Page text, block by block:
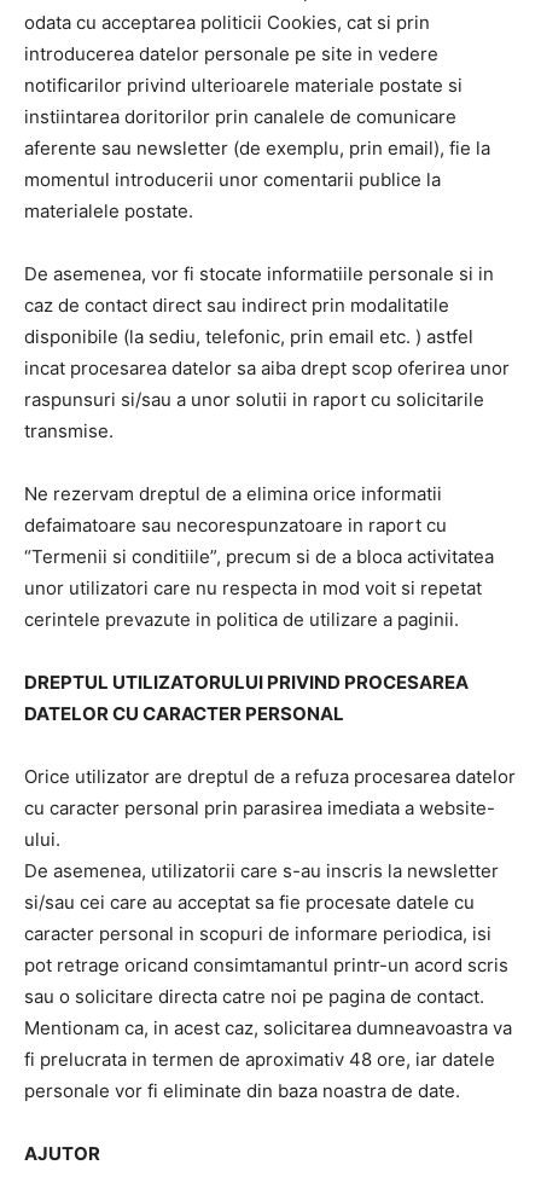
odata cu acceptarea politicii Cookies, cat si prin
introducerea datelor personale pe site in vedere
notificarilor privind ulterioarele materiale postate si
instiintarea doritorilor prin canalele de comunicare
aferente sau newsletter (de exemplu, prin email), fie la
momentul introducerii unor comentarii publice la
materialele postate.
De asemenea, vor fi stocate informatiile personale si in
caz de contact direct sau indirect prin modalitatile
disponibile (la sediu, telefonic, prin email etc. ) astfel
incat procesarea datelor sa aiba drept scop oferirea unor
raspunsuri si/sau a unor solutii in raport cu solicitarile
transmise.
Ne rezervam dreptul de a elimina orice informatii
defaimatoare sau necorespunzatoare in raport cu
“Termenii si conditiile”, precum si de a bloca activitatea
unor utilizatori care nu respecta in mod voit si repetat
cerintele prevazute in politica de utilizare a paginii.
DREPTUL UTILIZATORULUI PRIVIND PROCESAREA
DATELOR CU CARACTER PERSONAL
Orice utilizator are dreptul de a refuza procesarea datelor
cu caracter personal prin parasirea imediata a website-
ului.
De asemenea, utilizatorii care s-au inscris la newsletter
si/sau cei care au acceptat sa fie procesate datele cu
caracter personal in scopuri de informare periodica, isi
pot retrage oricand consimtamantul printr-un acord scris
sau o solicitare directa catre noi pe pagina de contact.
Mentionam ca, in acest caz, solicitarea dumneavoastra va
fi prelucrata in termen de aproximativ 48 ore, iar datele
personale vor fi eliminate din baza noastra de date.
AJUTOR